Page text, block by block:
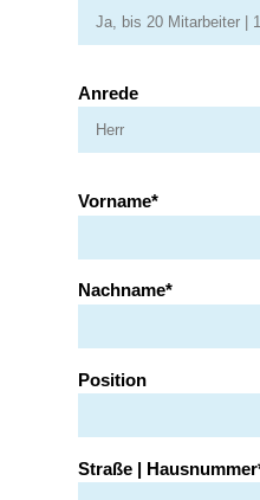
Anrede
Vorname
Nachname
Position
Straße | Hausnummer